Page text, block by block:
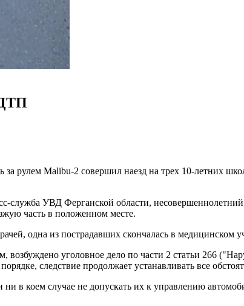
ДТП
рулем Malibu-2 совершил наезд на трех 10-летних
служба УВД Ферганской области,
часть в положенном месте.
одна из пострадавших скончалась в медицинском
уголовное дело по части 2 статьи 266
следствие продолжает устанавливать все
в коем случае не допускать их к управлению